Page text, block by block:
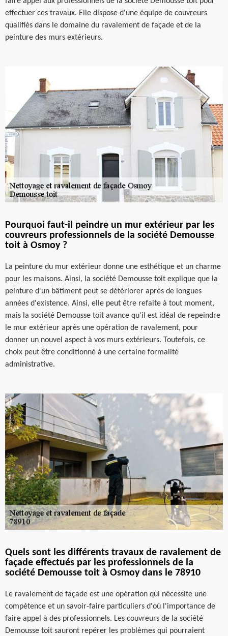
effectuer ces travaux. Elle dispose d'une équipe de couvreurs
qualifiés dans le domaine du ravalement de façade et de la
peinture des murs extérieurs.
Pourquoi faut-il peindre un mur extérieur par les
couvreurs professionnels de la société Demousse
toit à Osmoy ?
La peinture du mur extérieur donne une esthétique et un charme
pour les maisons. Ainsi, la société Demousse toit explique que la
peinture d'un bâtiment peut se détériorer après de longues
années d'existence. Ainsi, elle peut être refaite à tout moment,
mais la société Demousse toit avance qu'il est idéal de repeindre
le mur extérieur après une opération de ravalement, pour
donner un nouvel aspect à vos murs extérieurs. Toutefois, ce
choix peut être conditionné à une certaine formalité
administrative.
Quels sont les différents travaux de ravalement de
façade effectués par les professionnels de la
société Demousse toit à Osmoy dans le 78910
Le ravalement de façade est une opération qui nécessite une
compétence et un savoir-faire particuliers d'où l'importance de
faire appel à des professionnels. Les couvreurs de la société
Demousse toit sauront repérer les problèmes qui pourraient